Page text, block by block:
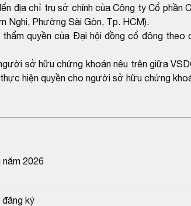
địa chỉ trụ sở chính của Công ty Cổ phần
Nghi, Phường Sài Gòn, Tp. HCM).
quyền của Đại hội đồng cổ đông theo
sở hữu chứng khoán nêu trên giữa
hiện quyền cho người sở hữu chứng
2026
ký